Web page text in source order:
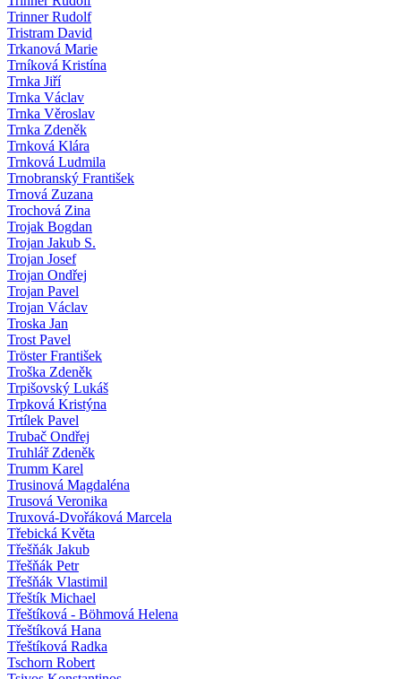
Trinner Rudolf
Tristram David
Trkanová Marie
Trníková Kristína
Trnka Jiří
Trnka Václav
Trnka Věroslav
Trnka Zdeněk
Trnková Klára
Trnková Ludmila
Trnobranský František
Trnová Zuzana
Trochová Zina
Trojak Bogdan
Trojan Jakub S.
Trojan Josef
Trojan Ondřej
Trojan Pavel
Trojan Václav
Troska Jan
Trost Pavel
Tröster František
Troška Zdeněk
Trpišovský Lukáš
Trpková Kristýna
Trtílek Pavel
Trubač Ondřej
Truhlář Zdeněk
Trumm Karel
Trusinová Magdaléna
Trusová Veronika
Truxová-Dvořáková Marcela
Třebická Květa
Třešňák Jakub
Třešňák Petr
Třešňák Vlastimil
Třeštík Michael
Třeštíková - Böhmová Helena
Třeštíková Hana
Třeštíková Radka
Tschorn Robert